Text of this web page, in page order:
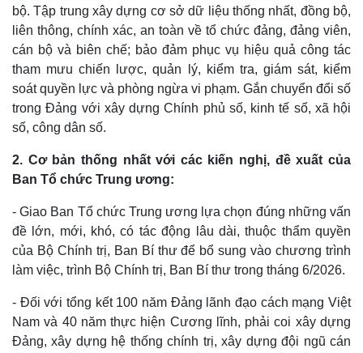
bộ. Tập trung xây dựng cơ sở dữ liệu thống nhất, đồng bộ,
liên thông, chính xác, an toàn về tổ chức đảng, đảng viên,
cán bộ và biên chế; bảo đảm phục vụ hiệu quả công tác
tham mưu chiến lược, quản lý, kiểm tra, giám sát, kiểm
soát quyền lực và phòng ngừa vi phạm. Gắn chuyển đổi số
trong Đảng với xây dựng Chính phủ số, kinh tế số, xã hội
số, công dân số.
2. Cơ bản thống nhất với các kiến nghị, đề xuất của
Ban Tổ chức Trung ương:
- Giao Ban Tổ chức Trung ương lựa chọn đúng những vấn
đề lớn, mới, khó, có tác động lâu dài, thuộc thẩm quyền
của Bộ Chính trị, Ban Bí thư để bổ sung vào chương trình
làm việc, trình Bộ Chính trị, Ban Bí thư trong tháng 6/2026.
- Đối với tổng kết 100 năm Đảng lãnh đạo cách mạng Việt
Nam và 40 năm thực hiện Cương lĩnh, phải coi xây dựng
Đảng, xây dựng hệ thống chính trị, xây dựng đội ngũ cán